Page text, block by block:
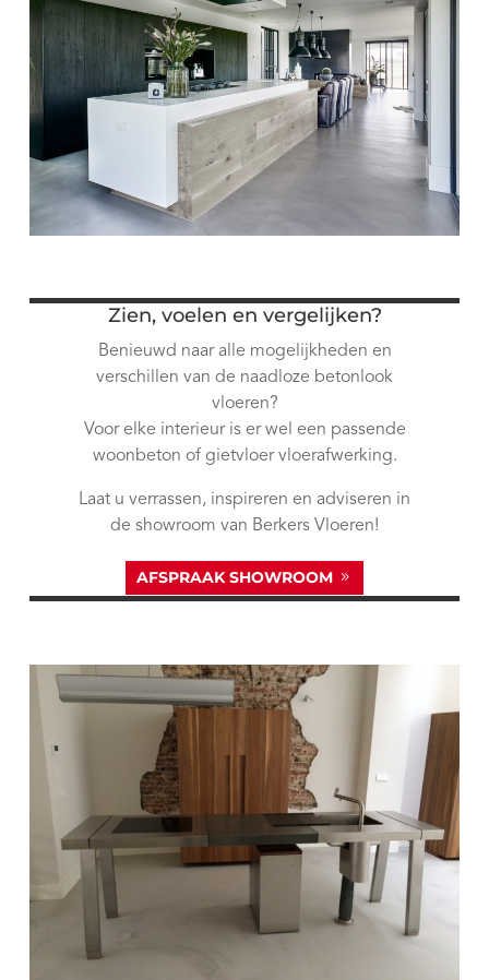
Zien, voelen en vergelijken?
Benieuwd naar alle mogelijkheden en
verschillen van de naadloze betonlook
vloeren?
Voor elke interieur is er wel een passende
woonbeton of gietvloer vloerafwerking.
Laat u verrassen, inspireren en adviseren in
de showroom van Berkers Vloeren!
AFSPRAAK SHOWROOM